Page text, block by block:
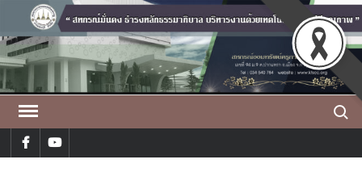
content
facebookyoutube